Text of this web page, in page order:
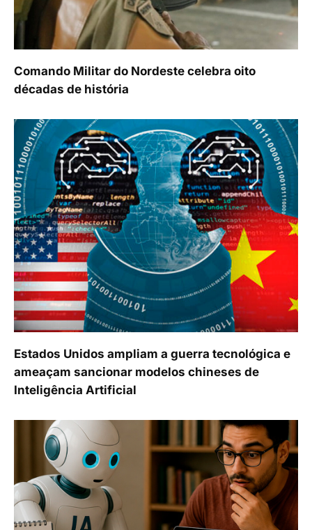
Comando Militar do Nordeste celebra oito
décadas de história
Estados Unidos ampliam a guerra tecnológica e
ameaçam sancionar modelos chineses de
Inteligência Artificial